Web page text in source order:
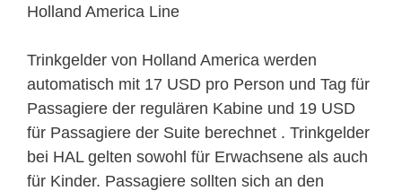
Holland America Line
Trinkgelder von Holland America werden
automatisch mit 17 USD pro Person und Tag für
Passagiere der regulären Kabine und 19 USD
für Passagiere der Suite berechnet . Trinkgelder
bei HAL gelten sowohl für Erwachsene als auch
für Kinder. Passagiere sollten sich an den